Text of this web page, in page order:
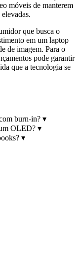
móveis de manterem
que busca o
em um laptop
de imagem. Para o
pode garantir
que a tecnologia se
burn-in? ▾
OLED? ▾
▾